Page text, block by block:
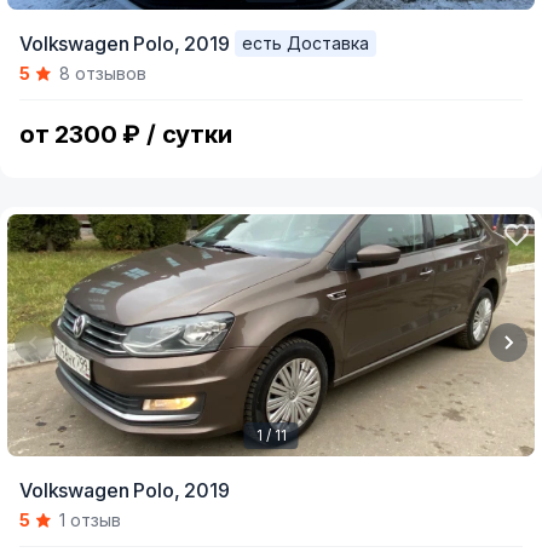
of
Volkswagen Polo, 2019
есть Доставка
5
8 отзывов
от 2300 ₽ / сутки
of
1 / 11
Volkswagen Polo, 2019
5 1 отзыв